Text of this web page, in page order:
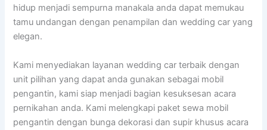
hidup menjadi sempurna manakala anda dapat memukau
tamu undangan dengan penampilan dan wedding car yang
elegan.
Kami menyediakan layanan wedding car terbaik dengan
unit pilihan yang dapat anda gunakan sebagai mobil
pengantin, kami siap menjadi bagian kesuksesan acara
pernikahan anda. Kami melengkapi paket sewa mobil
pengantin dengan bunga dekorasi dan supir khusus acara